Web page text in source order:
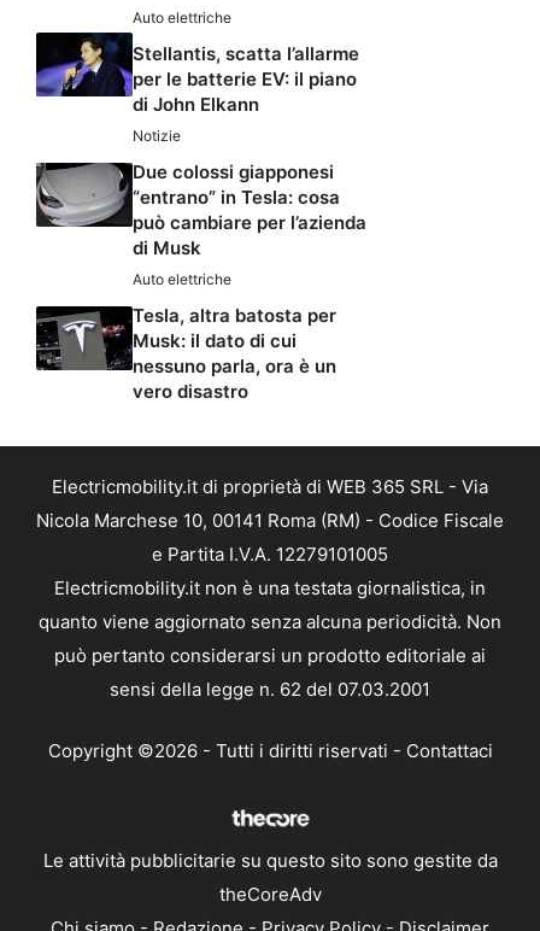
Auto elettriche
Stellantis, scatta l’allarme
per le batterie EV: il piano
di John Elkann
Notizie
Due colossi giapponesi
“entrano” in Tesla: cosa
può cambiare per l’azienda
di Musk
Auto elettriche
Tesla, altra batosta per
Musk: il dato di cui
nessuno parla, ora è un
vero disastro
Electricmobility.it di proprietà di WEB 365 SRL - Via
Nicola Marchese 10, 00141 Roma (RM) - Codice Fiscale
e Partita I.V.A. 12279101005
Electricmobility.it non è una testata giornalistica, in
quanto viene aggiornato senza alcuna periodicità. Non
può pertanto considerarsi un prodotto editoriale ai
sensi della legge n. 62 del 07.03.2001
Copyright ©2026 - Tutti i diritti riservati - Contattaci
Le attività pubblicitarie su questo sito sono gestite da
theCoreAdv